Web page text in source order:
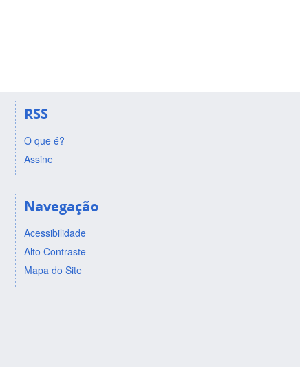
RSS
O que é?
Assine
Navegação
Acessibilidade
Alto Contraste
Mapa do Site